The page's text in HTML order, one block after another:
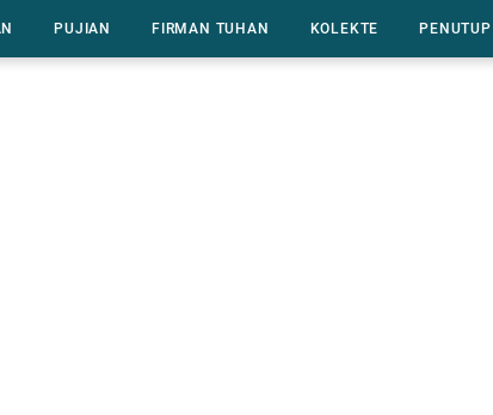
PUJIAN FIRMAN TUHAN KOLEKTE PENUTUP